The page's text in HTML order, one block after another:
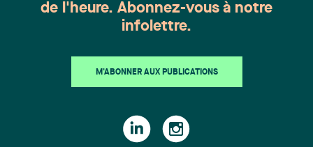
de l'heure. Abonnez-vous à notre
infolettre.
M'ABONNER AUX PUBLICATIONS